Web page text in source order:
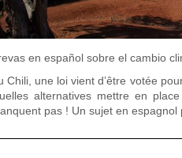
en español sobre el cambio
Chili, une loi vient d’être votée
alternatives mettre en
pas ! Un sujet en espagnol